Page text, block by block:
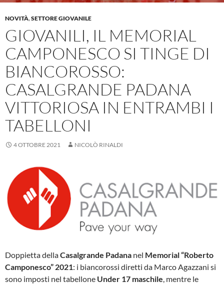
NOVITÀ,SETTORE GIOVANILE
GIOVANILI, IL MEMORIAL
CAMPONESCO SI TINGE DI
BIANCOROSSO:
CASALGRANDE PADANA
VITTORIOSA IN ENTRAMBI I
TABELLONI
4 OTTOBRE 2021 NICOLÒ RINALDI
Doppietta dellaCasalgrande Padana nel Memorial “Roberto
Camponesco” 2021: i biancorossi diretti da Marco Agazzani si
sono imposti nel tabellone Under 17 maschile , mentre le